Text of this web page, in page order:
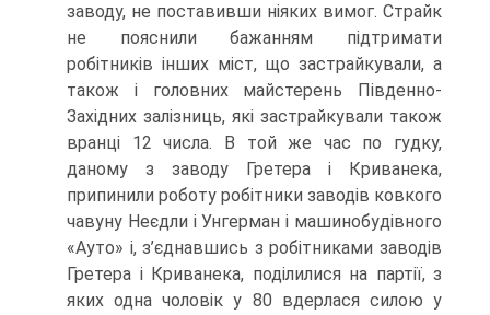
заводу, не поставивши ніяких вимог. Страйк
не пояснили бажанням підтримати
робітників інших міст, що застрайкували, а
також і головних майстерень Південно-
Західних залізниць, які застрайкува­ли також
вранці 12 числа. В той же час по гудку,
даному з заводу Гретера і Криванека,
припинили роботу робітники заводів ковкого
чавуну Неєдли і Унгерман і машинобудівного
«Ауто» і, з’єднавшись з робітниками заводів
Гретера і Криванека, поділилися на партії, з
яких одна чоловік у 80 вдерлася силою у